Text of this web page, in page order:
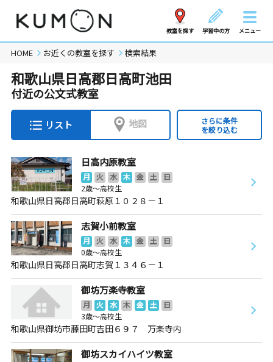
教室を探す 学習中の方 メニュー
HOME お近くの教室を探す 検索結果
和歌山県日高郡日高町池田
付近の公文式教室
リスト 地図
さらに条件
を絞り込む
日高内原教室
月 火 水 木 金 土
日
2歳～高校生
和歌山県日高郡日高町萩原１０２８－１
志賀小前教室
月 火 水 木 金 土
日
0歳～高校生
和歌山県日高郡日高町志賀１３４６－１
御坊万楽寺教室
月 火 水 木 金 土
日
3歳～高校生
和歌山県御坊市藤田町吉田６９７ 万楽寺内
御坊スカイハイツ教室